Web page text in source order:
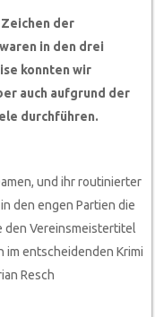
der
in den drei
konnten wir
auch aufgrund der
durchführen.
und ihr routinierter
den engen Partien die
den Vereinsmeistertitel
im entscheidenden Krimi
Resch